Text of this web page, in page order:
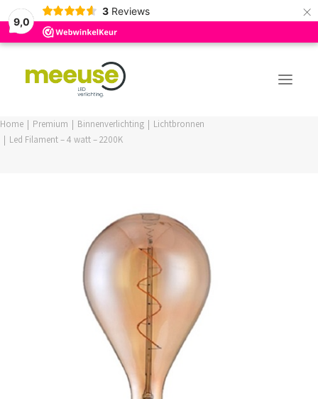
9,0
3 Reviews ×
LOGIN / REGISTER
WINKELWAGEN
Home Premium Binnenverlichting
Lichtbronnen
Led Filament – 4 watt – 2200K